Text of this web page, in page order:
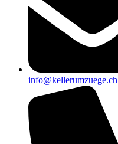
info@kellerumzuege.ch